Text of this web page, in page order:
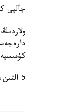
جالپى
كۇمىسپەن
5 التىن، 1 كۇمىس جانە 3 قولا ەنشىلەگەن كورشىلەس وزبەك كومانداسى جالپى ەسەپتە كوش باستادى.